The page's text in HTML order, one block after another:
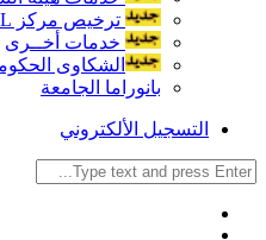
ترخيص مركز ICDL بالجامعة
خدمات أخــرى
الشكاوى
بانوراما الجامعة
التسجيل الألكتروني